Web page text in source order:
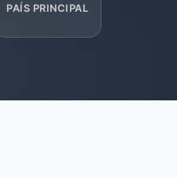
PAÍS PRINCIPAL